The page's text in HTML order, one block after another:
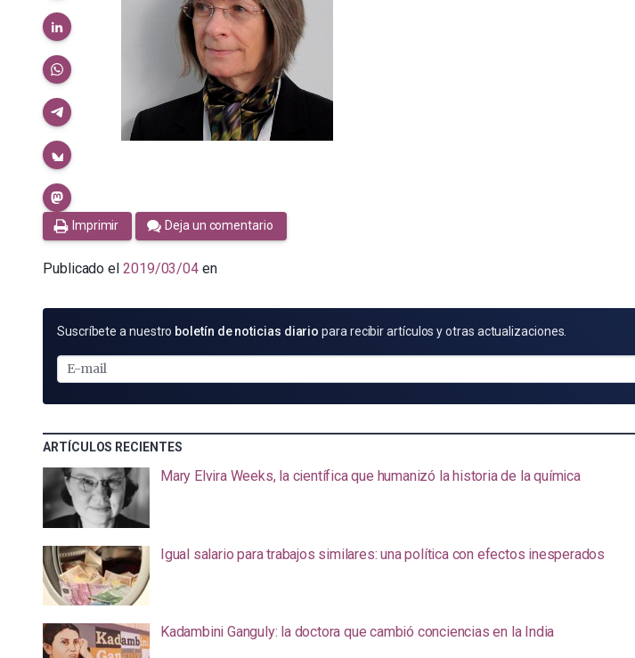
Imprimir Deja un comentario
Publicado el 2019/03/04 en
SUSCRÍBETE
E-
MAIL
Suscríbete a nuestro boletín de noticias diario para recibir artículos y otras actualizaciones.
ARTÍCULOS RECIENTES
Mary Elvira Weeks, la científica que humanizó la historia de la química
Igual salario para trabajos similares: una política con efectos inesperados
Kadambini Ganguly: la doctora que cambió conciencias en la India